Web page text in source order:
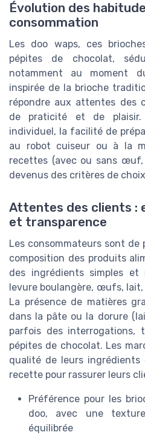
Évolution des
consommation
Les doo waps, ces
pépites de chocolat,
notamment au moment
inspirée de la brioche
répondre aux attentes des
de praticité et de plaisir.
individuel, la facilité de
au robot cuiseur ou à la
recettes (avec ou sans
devenus des critères de
Attentes des clients :
et transparence
Les consommateurs sont
composition des produits
des ingrédients simples et
levure boulangère, œufs,
La présence de matières
dans la pâte ou la dorure
parfois des interrogations,
pépites de chocolat. Les
qualité de leurs
recette pour rassurer leurs
Préférence pour les
doo, avec une
équilibrée